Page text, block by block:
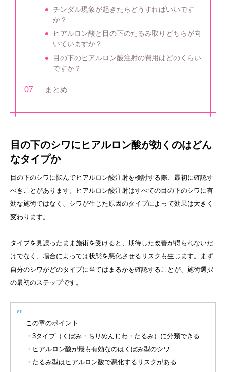
チンダル現象が起きたらどうすればいいです
か？
ヒアルロン酸と目の下のたるみ取りどちらが向
いていますか？
目の下のヒアルロン酸注射の費用はどのくらい
ですか？
まとめ
目の下のシワにヒアルロン酸が効くのはどん
なタイプか
目の下のシワに悩んでヒアルロン酸注射を検討する際、最初に確認す
べきことがあります。ヒアルロン酸注射はすべての目の下のシワに有
効な施術ではなく、シワが生じた原因のタイプによって効果は大きく
変わります。
タイプを見誤ったまま施術を受けると、期待した改善が得られないだ
けでなく、場合によっては状態を悪化させるリスクも生じます。まず
自分のシワがどのタイプに当てはまるかを確認することが、施術選択
の最初のステップです。
この章のポイント
・3タイプ（くぼみ・ちりめんじわ・たるみ）に分類できる
・ヒアルロン酸が最も有効なのはくぼみ型のシワ
・たるみ型はヒアルロン酸で悪化するリスクがある